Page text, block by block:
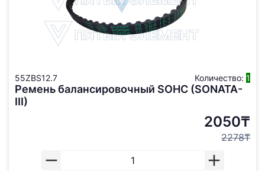
55ZBS12.7 Количество: 1
Ремень балансировочный SOHC (SONATA-
III)
2050₸
2278₸